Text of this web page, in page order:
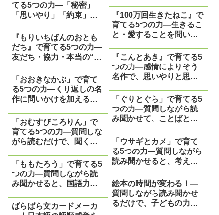
本―
てる5つの力―「秘密」
「思いやり」「約束」を
『100万回生きたねこ』で
育てる5つの力―生きるこ
と・愛することを問いか
聞かせ―
『もりいちばんのおとも
だち』で育てる5つの力―
友だち・協力・本当の“い
名作絵本―
『こんとあき』で育てる5
つの力―感情によりそう
名作で、思いやりと思考
「おおきなかぶ」で育て
る5つの力―くり返しの名
作に問いかけを加えるだ
んぐん育つ―
「ぐりとぐら」で育てる5
つの力―質問しながら読
み聞かせて、ことばと心
「おむすびころりん」で
育てる5つの力―質問しな
がら読むだけで、聞く
伸びる―
「ウサギとカメ」で育て
る5つの力―質問しながら
読み聞かせると、考える
「ももたろう」で育てる5
つの力―質問しながら読
み聞かせると、国語力が
絵本の時間が変わる！―
質問しながら読み聞かせ
るだけで、子どもの力が
ばらばら文カードメーカ